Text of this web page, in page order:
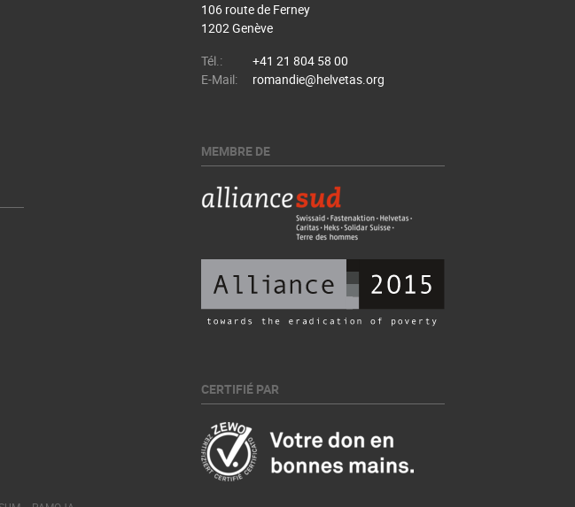
106 route de Ferney
1202 Genève
Tél.:
+41 21 804 58 00
E-Mail:
romandie@helvetas.org
MEMBRE DE
CERTIFIÉ PAR